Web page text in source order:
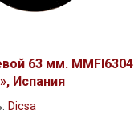
63 мм. MMFI6304
Испания
Dicsa